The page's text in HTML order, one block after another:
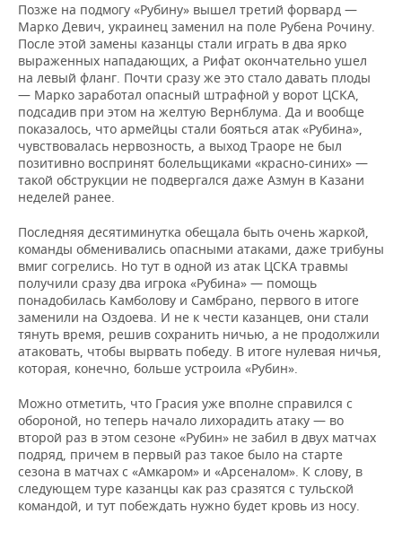
Позже на подмогу «Рубину» вышел третий форвард —
Марко Девич, украинец заменил на поле Рубена Рочину.
После этой замены казанцы стали играть в два ярко
выраженных нападающих, а Рифат окончательно ушел
на левый фланг. Почти сразу же это стало давать плоды
— Марко заработал опасный штрафной у ворот ЦСКА,
подсадив при этом на желтую Вернблума. Да и вообще
показалось, что армейцы стали бояться атак «Рубина»,
чувствовалась нервозность, а выход Траоре не был
позитивно воспринят болельщиками «красно-синих» —
такой обструкции не подвергался даже Азмун в Казани
неделей ранее.
Последняя десятиминутка обещала быть очень жаркой,
команды обменивались опасными атаками, даже трибуны
вмиг согрелись. Но тут в одной из атак ЦСКА травмы
получили сразу два игрока «Рубина» — помощь
понадобилась Камболову и Самбрано, первого в итоге
заменили на Оздоева. И не к чести казанцев, они стали
тянуть время, решив сохранить ничью, а не продолжили
атаковать, чтобы вырвать победу. В итоге нулевая ничья,
которая, конечно, больше устроила «Рубин».
Можно отметить, что Грасия уже вполне справился с
обороной, но теперь начало лихорадить атаку — во
второй раз в этом сезоне «Рубин» не забил в двух матчах
подряд, причем в первый раз такое было на старте
сезона в матчах с «Амкаром» и «Арсеналом». К слову, в
следующем туре казанцы как раз сразятся с тульской
командой, и тут побеждать нужно будет кровь из носу.